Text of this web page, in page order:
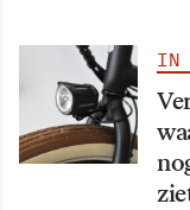
IN